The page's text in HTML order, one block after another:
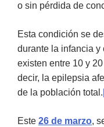
o sin pérdida de
Esta condición se
durante la infancia y
existen entre 10 y
decir, la epilepsia
de la población total.
Este 26 de marzo,